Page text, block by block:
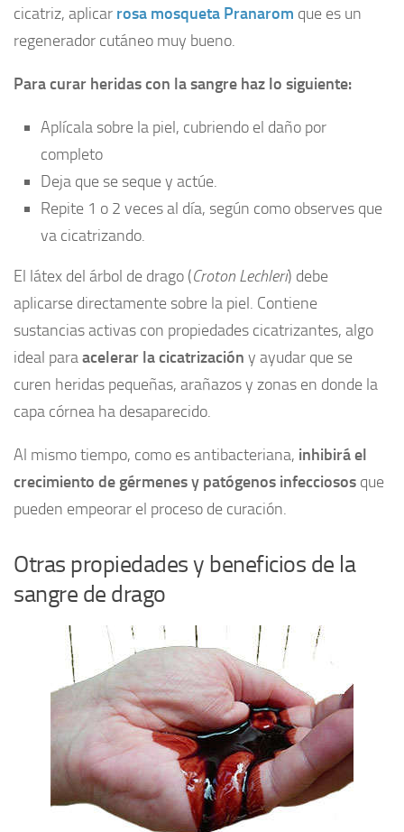
cicatriz, aplicar rosa mosqueta Pranarom que es un
regenerador cutáneo muy bueno.
Para curar heridas con la sangre haz lo siguiente:
Aplícala sobre la piel, cubriendo el daño por
completo
Deja que se seque y actúe.
Repite 1 o 2 veces al día, según como observes que
va cicatrizando.
El látex del árbol de drago (Croton Lechleri) debe
aplicarse directamente sobre la piel. Contiene
sustancias activas con propiedades cicatrizantes, algo
ideal paraacelerar la cicatrización y ayudar que se
curen heridas pequeñas, arañazos y zonas en donde la
capa córnea ha desaparecido.
Al mismo tiempo, como es antibacteriana, inhibirá el
crecimiento de gérmenes y patógenos infecciosos que
pueden empeorar el proceso de curación.
Otras propiedades y beneficios de la
sangre de drago